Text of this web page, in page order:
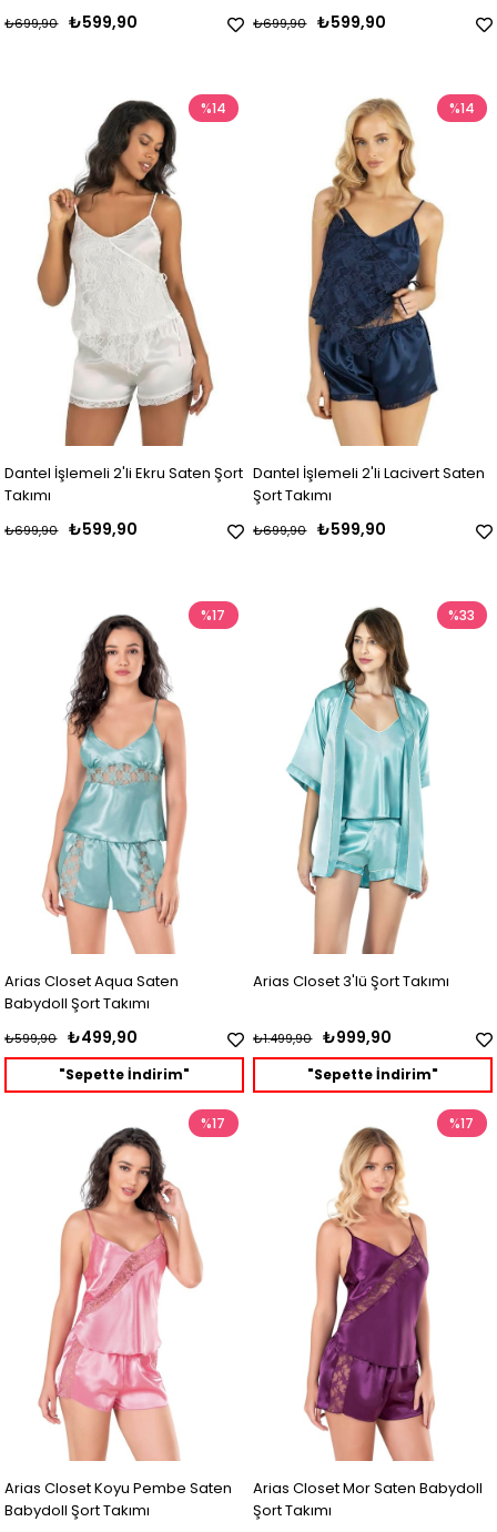
₺599,90
₺699,90 ₺599,90
₺699,90
Dantel İşlemeli 2'li Ekru Saten Şort
Takımı
₺599,90
₺699,90
%14
Dantel İşlemeli 2'li Lacivert Saten
Şort Takımı
₺599,90
₺699,90
%14
Arias Closet Aqua Saten
Babydoll Şort Takımı
₺499,90
₺599,90
%17
"Sepette İndirim"
Arias Closet 3'lü Şort Takımı
₺999,90
₺1.499,90
%33
"Sepette İndirim"
Arias Closet Koyu Pembe Saten
Babydoll Şort Takımı
%17
Arias Closet Mor Saten Babydoll
Şort Takımı
%17